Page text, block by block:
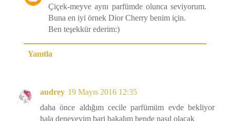
Çiçek-meyve aynı parfümde olunca seviyorum.
Buna en iyi örnek Dior Cherry benim için.
Ben teşekkür ederim:)
Yanıtla
audrey 19 Mayıs 2016 12:35
daha önce aldığım cecile parfümüm evde bekliyor
hala deneyeyim bari bakalım bende nasıl olacak